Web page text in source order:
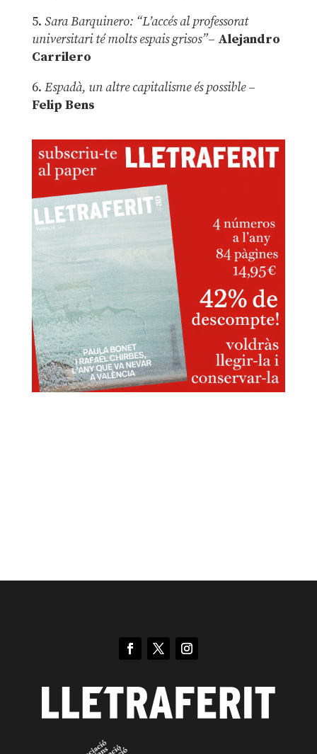
5. Sara Barquinero: “L’accés al professorat
universitari té molts espais grisos”– Alejandro
Carrilero
6. Espadà, un altre capitalisme és possible –
Felip Bens